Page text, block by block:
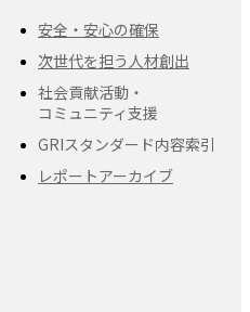
安全・安心の確保
次世代を担う人材創出
社会貢献活動・
コミュニティ支援
GRIスタンダード 内容索引
レポートアーカイブ